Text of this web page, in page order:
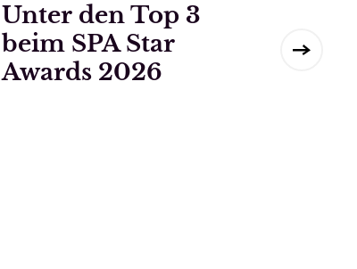
Unter den Top 3
beim SPA Star
Awards 2026